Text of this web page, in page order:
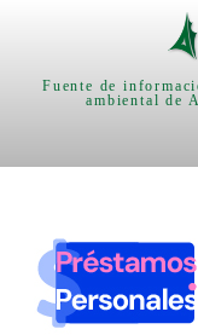
Fuente de
ambiental de